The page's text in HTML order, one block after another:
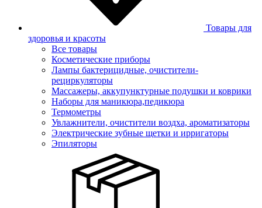
Товары для
здоровья и красоты
Все товары
Косметические приборы
Лампы бактерицидные, очистители-
рециркуляторы
Массажеры, аккупунктурные подушки и коврики
Наборы для маникюра,педикюра
Термометры
Увлажнители, очистители воздха, ароматизаторы
Электрические зубные щетки и ирригаторы
Эпиляторы